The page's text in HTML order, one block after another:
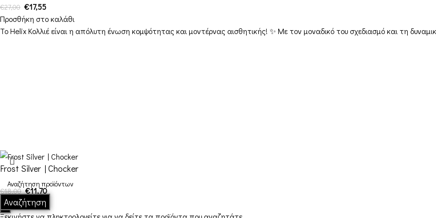
€27,00 €17,55
Προσθήκη στο καλάθι
Το Helix Κολλιέ είναι η απόλυτη ένωση κομψότητας και μοντέρνας αισθητικής! ✨ Με τον μοναδικό του σχεδιασμό και τη
Αναζήτηση
Frost Silver | Chocker
€18,00 €11,70